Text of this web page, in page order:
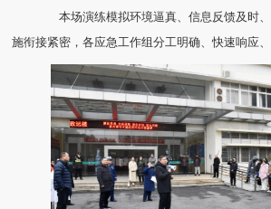
本场演练模拟环境逼真、信息反馈及时、
施衔接紧密，各应急工作组分工明确、快速响应、